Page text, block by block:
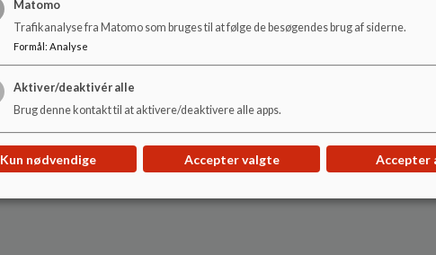
Matomo
Trafikanalyse fra Matomo som bruges til at følge de besøgendes brug af siderne.
Formål : Analyse
Aktiver/deaktivér alle
Brug denne kontakt til at aktivere/deaktivere alle apps.
Kun nødvendige Accepter valgte Accepter